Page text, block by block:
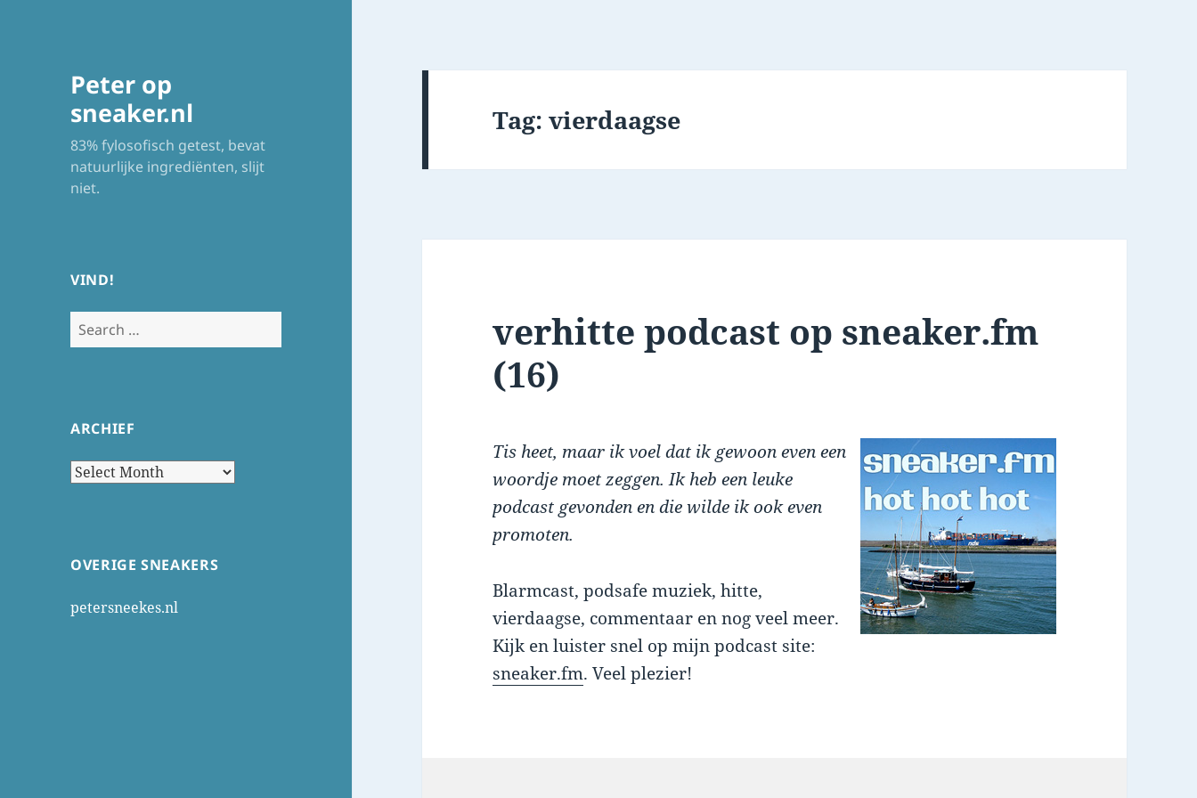
Peter op
sneaker.nl
83% fylosofisch getest, bevat
natuurlijke ingrediënten, slijt
niet.
VIND!
Search
for:
ARCHIEF
Archief
OVERIGE SNEAKERS
petersneekes.nl
Tag:vierdaagse
verhitte podcast op sneaker.fm
(16)
Tis heet, maar ik voel dat ik gewoon even een
woordje moet zeggen. Ik heb een leuke
podcast gevonden en die wilde ik ook even
promoten.
Blarmcast, podsafe muziek, hitte,
vierdaagse, commentaar en nog veel meer.
Kijk en luister snel op mijn podcast site:
sneaker.fm. Veel plezier!